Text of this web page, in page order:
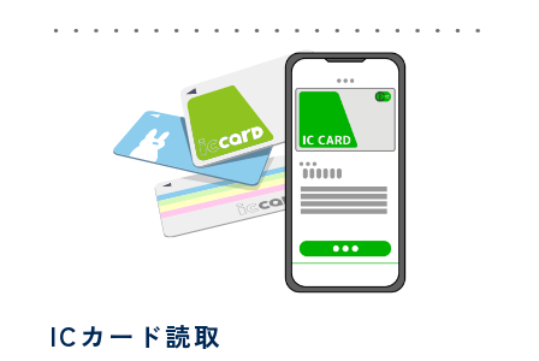
ICカード読取